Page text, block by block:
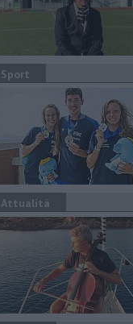
Sport
Attualità